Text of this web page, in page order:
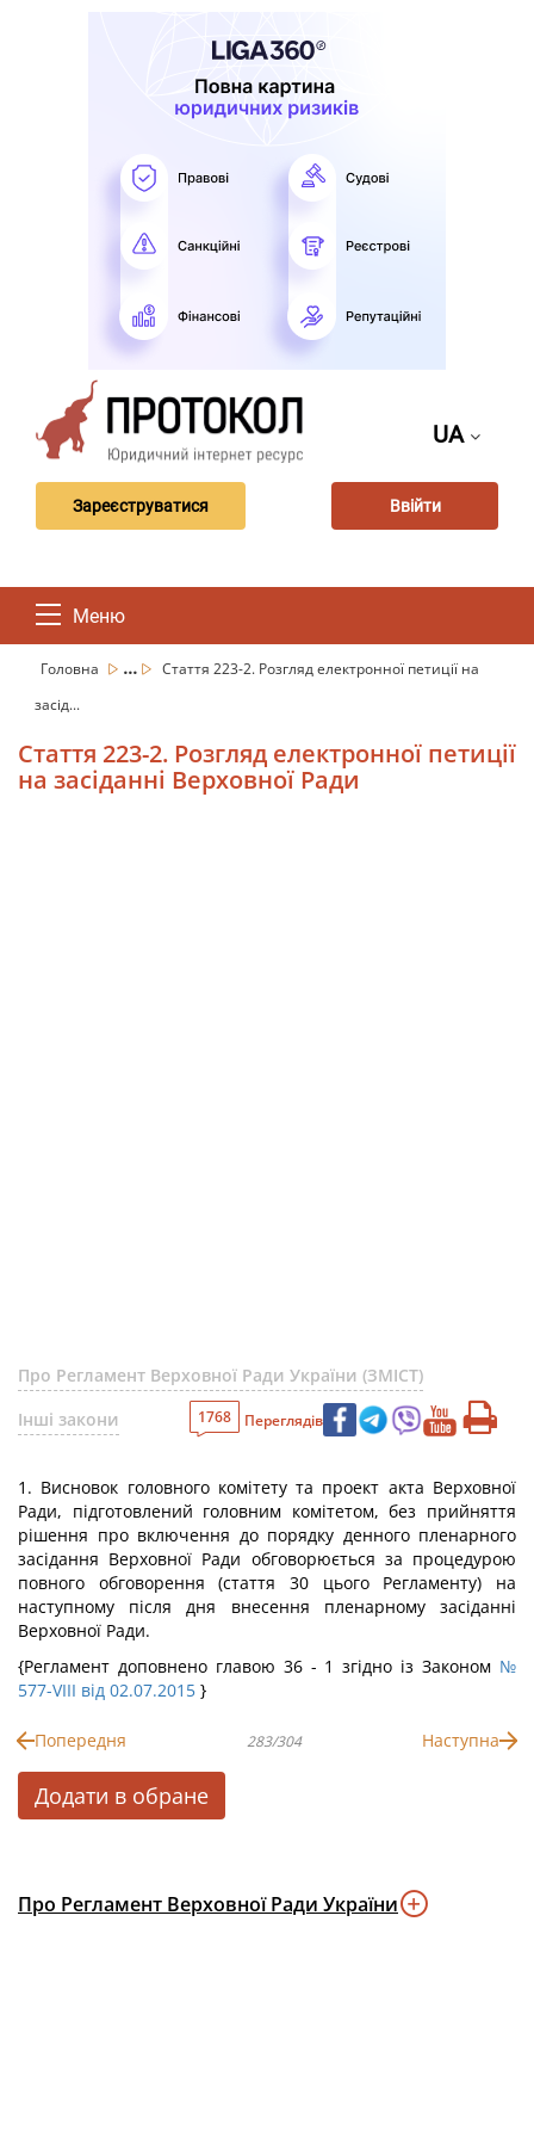
UA
Зареєструватися Ввійти
Меню
Головна ...
Стаття 223-2. Розгляд електронної петиції на
засід...
Стаття 223-2. Розгляд електронної петиції
на засіданні Верховної Ради
Про Регламент Верховної Ради України (ЗМІСТ)
Інші закони
1768 Переглядів
1. Висновок головного комітету та проект акта Верховної
Ради, підготовлений головним комітетом, без прийняття
рішення про включення до порядку денного пленарного
засідання Верховної Ради обговорюється за процедурою
повного обговорення (стаття 30 цього Регламенту) на
наступному після дня внесення пленарному засіданні
Верховної Ради.
{Регламент доповнено главою 36 - 1 згідно із Законом №
577-VIII від 02.07.2015 }
Попередня 283/304 Наступна
Додати в обране
Про Регламент Верховної Ради України